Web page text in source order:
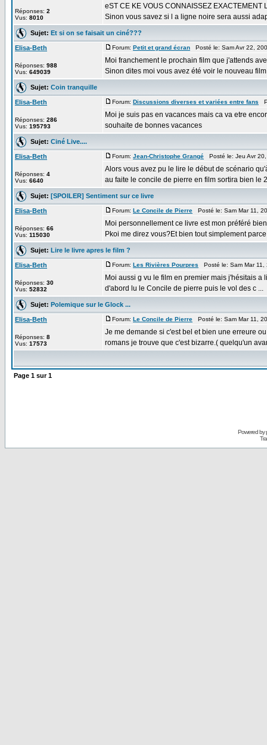
Réponses: 2
Vus: 8010
eST CE KE VOUS CONNAISSEZ
Sinon vous savez si l a ligne noire sera aussi
Sujet: Et si on se faisait un ciné???
Elisa-Beth
Réponses: 988
Vus: 649039
Forum: Petit et grand écran Posté le: Sam Avr 22,
Moi franchement le prochain film que j'attends
Sinon dites moi vous avez été voir le nouveau
Sujet: Coin tranquille
Elisa-Beth
Réponses: 286
Vus: 195793
Forum: Discussions diverses et variées entre fans
Moi je suis pas en vacances mais ca va etre
souhaite de bonnes vacances
Sujet: Ciné Live....
Elisa-Beth
Réponses: 4
Vus: 6640
Forum: Jean-Christophe Grangé Posté le: Jeu Avr
Alors vous avez pu le lire le début de scénario
au faite le concile de pierre en film sortira bien le
Sujet: [SPOILER] Sentiment sur ce livre
Elisa-Beth
Réponses: 66
Vus: 115030
Forum: Le Concile de Pierre Posté le: Sam Mar 11,
Moi personnellement ce livre est mon préféré
Pkoi me direz vous?Et bien tout simplement
Sujet: Lire le livre apres le film ?
Elisa-Beth
Réponses: 30
Vus: 52832
Forum: Les Rivières Pourpres Posté le: Sam Mar
Moi aussi g vu le film en premier mais j'hésitais
d'abord lu le Concile de pierre puis le vol des c ...
Sujet: Polemique sur le Glock ...
Elisa-Beth
Réponses: 8
Vus: 17573
Forum: Le Concile de Pierre Posté le: Sam Mar 11,
Je me demande si c'est bel et bien une erreure
romans je trouve que c'est bizarre.( quelqu'un
Page 1 sur1
Powered by